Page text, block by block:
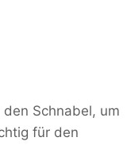
Schnabel, um
für den